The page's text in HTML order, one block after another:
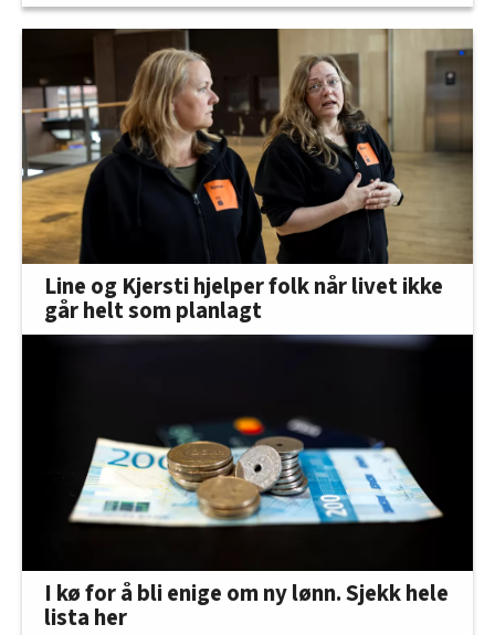
Line og Kjersti hjelper folk når livet ikke
går helt som planlagt
I kø for å bli enige om ny lønn. Sjekk hele
lista her